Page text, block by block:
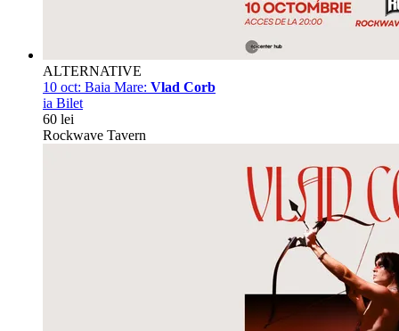
ALTERNATIVE
10 oct: Baia Mare: Vlad Corb
ia Bilet
60 lei
Rockwave Tavern